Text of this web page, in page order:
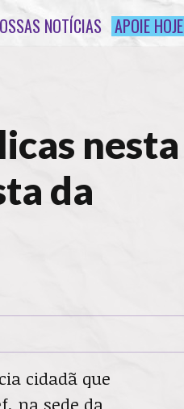
NOTÍCIAS APOIE HOJE
nesta
da
cidadã que
na sede da